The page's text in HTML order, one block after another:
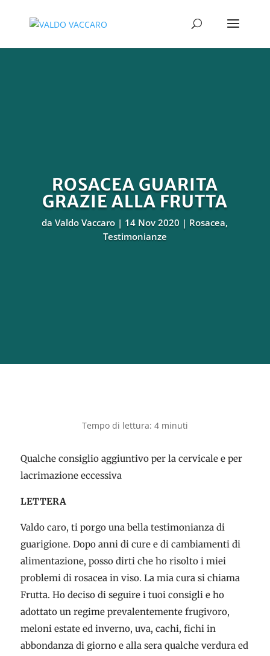
ROSACEA GUARITA
GRAZIE ALLA FRUTTA
daValdo Vaccaro 14 Nov 2020 Rosacea,
Testimonianze
Qualche consiglio aggiuntivo per la cervicale e per
lacrimazione eccessiva
LETTERA
Valdo caro, ti porgo una bella testimonianza di
guarigione. Dopo anni di cure e di cambiamenti di
alimentazione, posso dirti che ho risolto i miei
problemi di rosacea in viso. La mia cura si chiama
Frutta. Ho deciso di seguire i tuoi consigli e ho
adottato un regime prevalentemente frugivoro,
meloni estate ed inverno, uva, cachi, fichi in
abbondanza di giorno e alla sera qualche verdura ed